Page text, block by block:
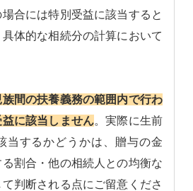
合には特別受益に該当すると
体的な相続分の計算において
間の扶養義務の範囲内で行わ
に該当しません。実際に生前
当するかどうかは、贈与の金
割合・他の相続人との均衡な
判断される点にご留意くださ